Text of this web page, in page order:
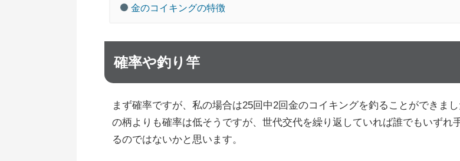
金のコイキングの特徴
確率や釣り竿
まず確率ですが、私の場合は25回中2回金のコイキングを釣ることができま
の柄よりも確率は低そうですが、世代交代を繰り返していれば誰でもいずれ
るのではないかと思います。